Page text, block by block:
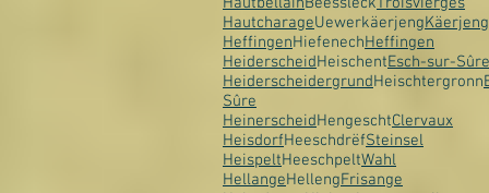
HautcharageUewerkäerjengKäerjeng
HeffingenHiefenechHeffingen
HeiderscheidHeischentEsch-sur-Sûre
HeiderscheidergrundHeischtergronn
Sûre
HeinerscheidHengeschtClervaux
HeisdorfHeeschdrëfSteinsel
HeispeltHeeschpeltWahl
HellangeHellengFrisange